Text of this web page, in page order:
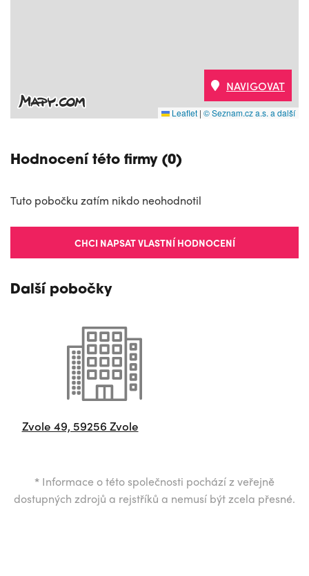
Leaflet | © Seznam.cz a.s. a další
NAVIGOVAT
Hodnocení této firmy (0)
Tuto pobočku zatím nikdo neohodnotil
CHCI NAPSAT VLASTNÍ HODNOCENÍ
Další pobočky
Zvole 49, 59256 Zvole
* Informace o této společnosti pochází z veřejně
dostupných zdrojů a rejstříků a nemusí být zcela přesné.